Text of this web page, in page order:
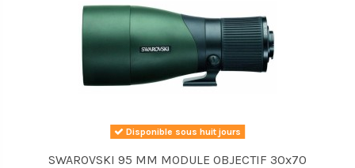
Disponible sous huit jours
SWAROVSKI 95 MM MODULE OBJECTIF 30x70